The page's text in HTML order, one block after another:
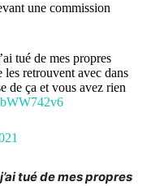
une commission
tué de mes propres
retrouvent avec dans
de ça et vous avez rien
tué de mes propres